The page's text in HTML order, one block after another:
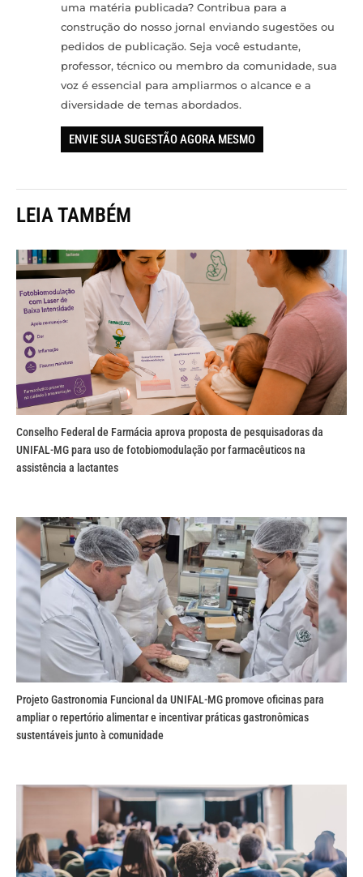
uma matéria publicada? Contribua para a
construção do nosso jornal enviando sugestões ou
pedidos de publicação. Seja você estudante,
professor, técnico ou membro da comunidade, sua
voz é essencial para ampliarmos o alcance e a
diversidade de temas abordados.
ENVIE SUA SUGESTÃO AGORA MESMO
LEIA TAMBÉM
Conselho Federal de Farmácia aprova proposta de pesquisadoras da
UNIFAL-MG para uso de fotobiomodulação por farmacêuticos na
assistência a lactantes
Projeto Gastronomia Funcional da UNIFAL-MG promove oficinas para
ampliar o repertório alimentar e incentivar práticas gastronômicas
sustentáveis junto à comunidade